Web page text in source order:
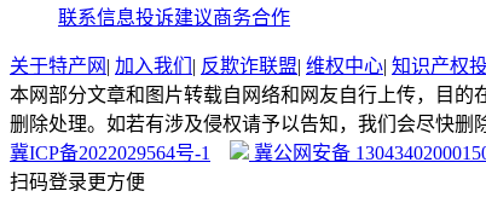
联系信息投诉建议商务合作
关于特产网 | 加入我们 | 反欺诈联盟| 维权中心| 知识产权
本网部分文章和图片转载自网络和网友自行上传，目
删除处理。如若有涉及侵权请予以告知，我们会尽快删
冀ICP备2022029564号-1
冀公网安备
扫码登录更方便